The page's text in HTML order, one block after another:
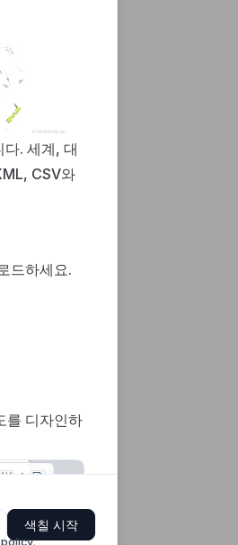
. 세계, 대
CSV와
드하세요.
를 디자인하
색칠 시작
.